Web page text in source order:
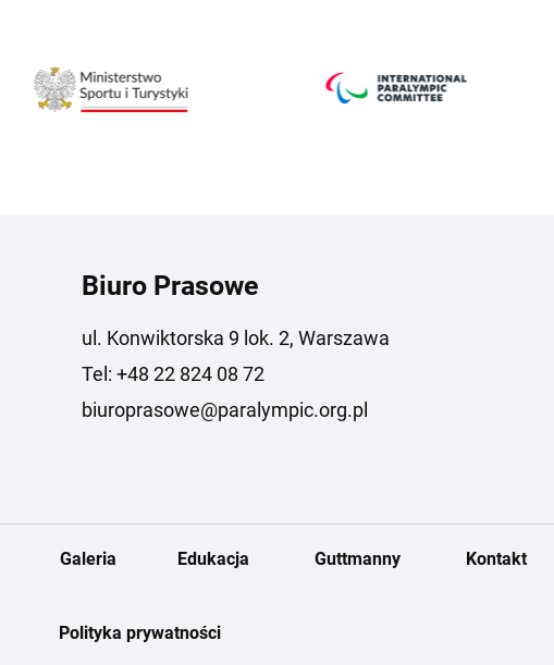
Biuro Prasowe
ul. Konwiktorska 9 lok. 2, Warszawa
Tel: +48 22 824 08 72
biuroprasowe@paralympic.org.pl
Galeria Edukacja Guttmanny Kontakt
Polityka prywatności